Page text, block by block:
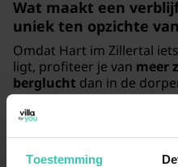
Toestemming
Wat maakt een
uniek ten opzichte
Omdat Hart im Zillertal
ligt, profiteer je van meer
berglucht dan in de
gebruik van onze
vinden met